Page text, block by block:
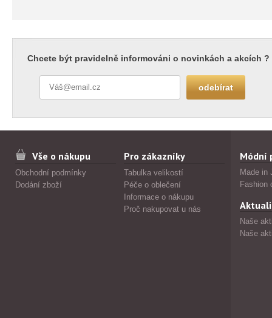
Chcete být pravidelně informováni o novinkách a akcích ?
Vše o nákupu
Obchodní podmínky
Dodání zboží
Pro zákazníky
Tabulka velikostí
Péče o oblečení
Informace o nákupu
Proč nakupovat u nás
Módní
Made in
Fashion
Naše
Naše